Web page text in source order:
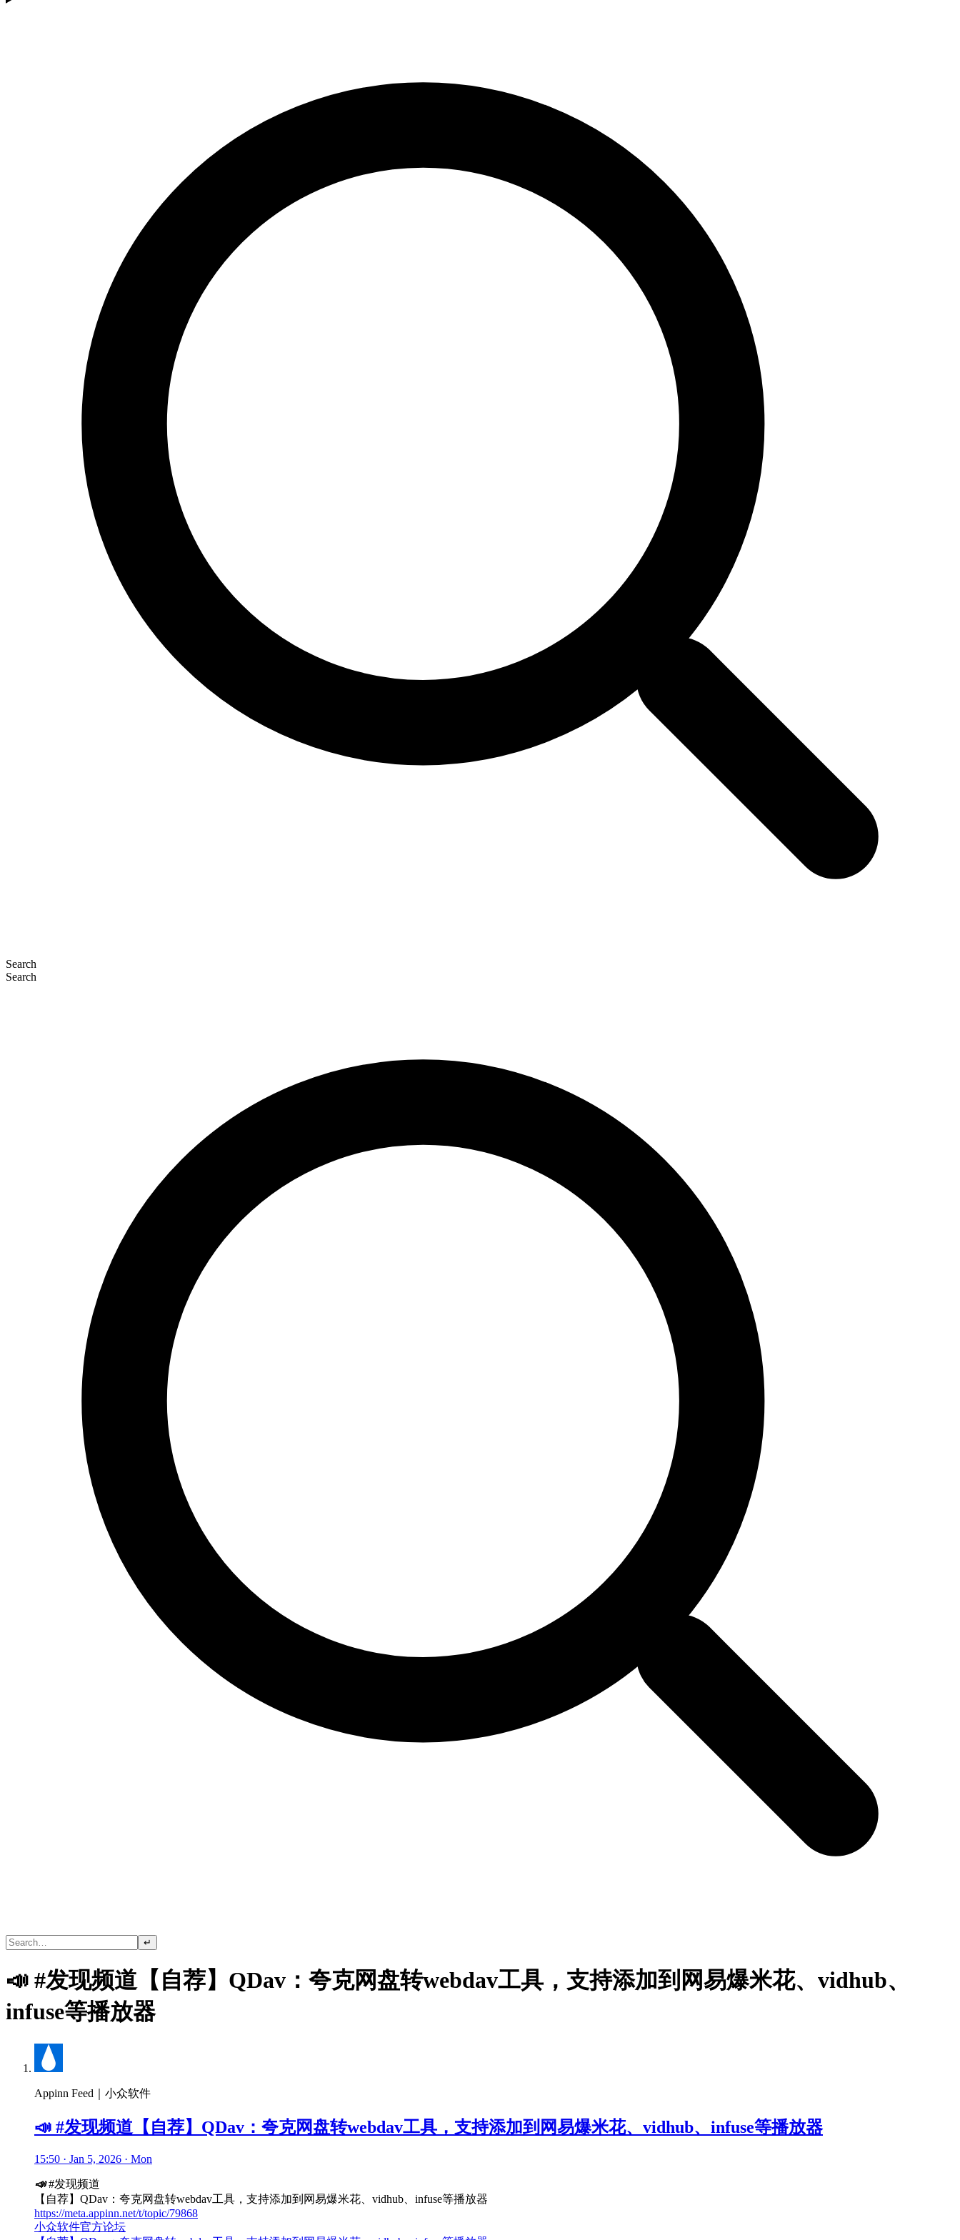
Search
Search
↵
📣 #发现频道【自荐】QDav：夸克网盘转webdav工具，支持添加到网易爆米花、vidhub、
infuse等播放器
Appinn Feed｜小众软件
📣 #发现频道【自荐】QDav：夸克网盘转webdav工具，支持添加到网易爆米花、vidhub、infuse等播放器
15:50 · Jan 5, 2026 · Mon
📣#发现频道
【自荐】QDav：夸克网盘转webdav工具，支持添加到网易爆米花、vidhub、infuse等播放器
https://meta.appinn.net/t/topic/79868
小众软件官方论坛